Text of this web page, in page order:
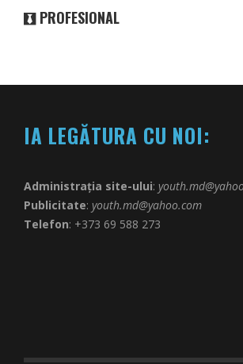
PROFESIONAL
IA LEGĂTURA CU NOI:
Administrația site-ului:
Publicitate: youth.md@yahoo.com
Telefon: +373 69 588 273